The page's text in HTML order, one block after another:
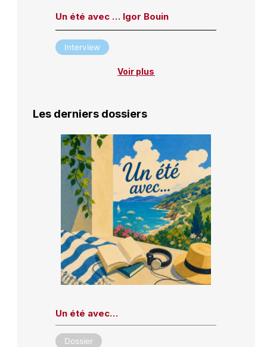
Un été avec … Igor Bouin
Interview
Voir plus
Les derniers dossiers
Un été avec…
Dossier